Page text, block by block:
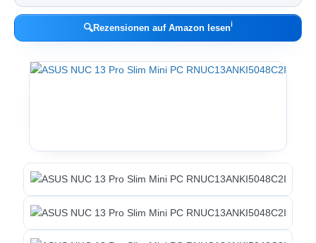
🔍Rezensionen auf Amazon lesenℹ︎